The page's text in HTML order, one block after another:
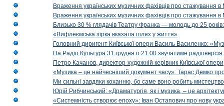
Враження українських музичних фахівців про стажування
Враження українських музичних фахівців про стажування
Близько 30 % глядачів Театру Франка — молодь до 25
«Вифлеємська зірка вказала шлях у життя»
Головний диригент Київської опери Василь Василенко:
На Радіо Культура 31 грудня о 21:00 звучатиме
Петро Качанов, директор-художній керівник Київської опери
«Музика – це найчесніший документ часу»: Тарас Демко
Ми сильні завдяки коханню, бо саме воно робить
Юрій Рибчинський: «Драматургія, як і музика, – це
«Системність створює епоху»: Іван Остапович про нову